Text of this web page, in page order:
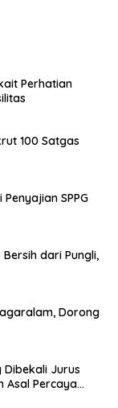
Perhatian
100 Satgas
SPPG
Bersih dari Pungli,
Dorong
Dibekali Jurus
Asal Percaya